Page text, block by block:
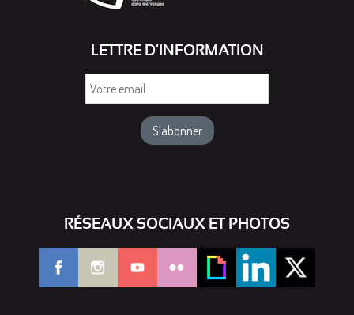
LETTRE D'INFORMATION
RÉSEAUX SOCIAUX ET PHOTOS